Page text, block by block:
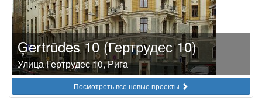
Ģertrūdes 10 (Гертрудес 10)
Улица Гертрудес 10, Рига
Посмотреть все новые проекты